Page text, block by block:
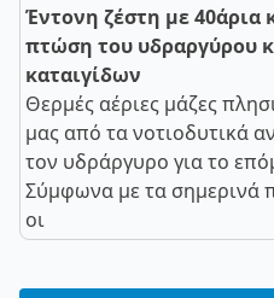
Έντονη ζέστη με 40άρια
πτώση του υδραργύρου
καταιγίδων
Θερμές αέριες μάζες
μας από τα νοτιοδυτικά
τον υδράργυρο για το
Σύμφωνα με τα σημερινά
οι